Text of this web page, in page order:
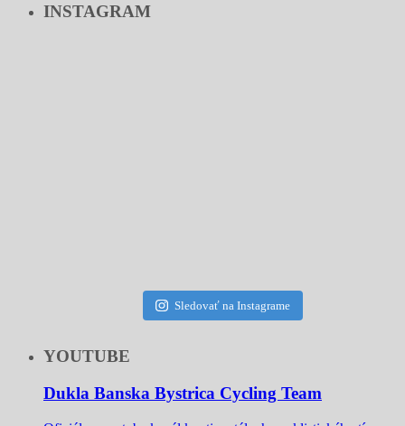
INSTAGRAM
Sledovať na Instagrame
YOUTUBE
Dukla Banska Bystrica Cycling Team